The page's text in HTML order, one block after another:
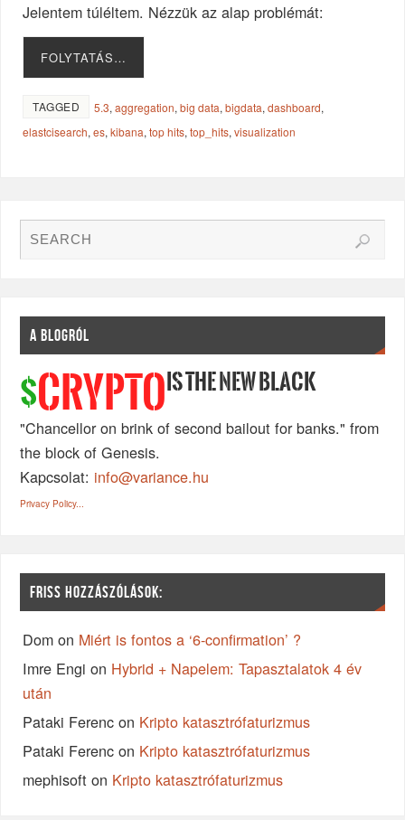
Jelentem túléltem. Nézzük az alap problémát:
FOLYTATÁS…
TAGGED 5.3,aggregation,big data,bigdata,dashboard,
elastcisearch,es,kibana,top hits,top_hits,visualization
A BLOGRÓL
$CRYPTO IS THE NEW BLACK
"Chancellor on brink of second bailout for banks." from
the block of Genesis.
Kapcsolat: info@variance.hu
Privacy Policy...
FRISS HOZZÁSZÓLÁSOK:
Dom on Miért is fontos a ‘6-confirmation’ ?
Imre Engi on Hybrid + Napelem: Tapasztalatok 4 év
után
Pataki Ferenc on Kripto katasztrófaturizmus
Pataki Ferenc on Kripto katasztrófaturizmus
mephisoft on Kripto katasztrófaturizmus